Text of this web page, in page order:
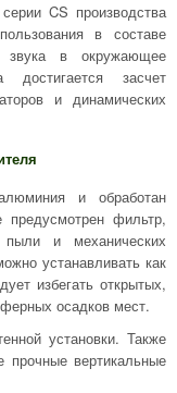
CS производства
в составе
звука в окружающее
достигается засчет
и динамических
и обработан
предусмотрен фильтр,
и механических
устанавливать как
избегать открытых,
осадков мест.
установки. Также
прочные вертикальные